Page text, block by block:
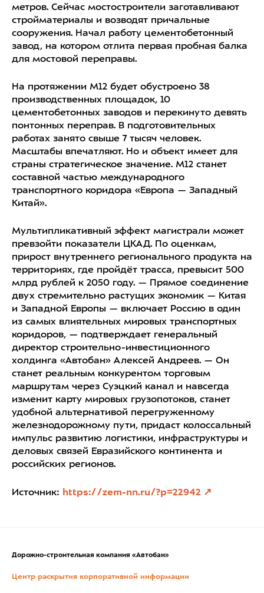
метров. Сейчас мостостроители заготавливают
стройматериалы и возводят причальные
сооружения. Начал работу цементобетонный
завод, на котором отлита первая пробная балка
для мостовой переправы.
На протяжении М12 будет обустроено 38
производственных площадок, 10
цементобетонных заводов и перекинуто девять
понтонных переправ. В подготовительных
работах занято свыше 7 тысяч человек.
Масштабы впечатляют. Но и объект имеет для
страны стратегическое значение. М12 станет
составной частью международного
транспортного коридора «Европа — Западный
Китай».
Мультипликативный эффект магистрали может
превзойти показатели ЦКАД. По оценкам,
прирост внутреннего регионального продукта на
территориях, где пройдёт трасса, превысит 500
млрд рублей к 2050 году. — Прямое соединение
двух стремительно растущих экономик — Китая
и Западной Европы — включает Россию в один
из самых влиятельных мировых транспортных
коридоров, — подтверждает генеральный
директор строительно-инвестиционного
холдинга «Автобан» Алексей Андреев. — Он
станет реальным конкурентом торговым
маршрутам через Суэцкий канал и навсегда
изменит карту мировых грузопотоков, станет
удобной альтернативой перегруженному
железнодорожному пути, придаст колоссальный
импульс развитию логистики, инфраструктуры и
деловых связей Евразийского континента и
российских регионов.
Источник: https://zem-nn.ru/?p=22942
Дорожно-строительная компания «Автобан»
Центр раскрытия корпоративной информации